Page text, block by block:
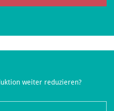
weiter reduzieren?